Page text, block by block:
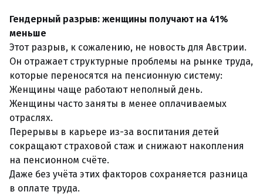
Гендерный разрыв: женщины получают на 41%
меньше
Этот разрыв, к сожалению, не новость для Австрии.
Он отражает структурные проблемы на рынке труда,
которые переносятся на пенсионную систему:
Женщины чаще работают неполный день.
Женщины часто заняты в менее оплачиваемых
отраслях.
Перерывы в карьере из-за воспитания детей
сокращают страховой стаж и снижают накопления
на пенсионном счёте.
Даже без учёта этих факторов сохраняется разница
в оплате труда.